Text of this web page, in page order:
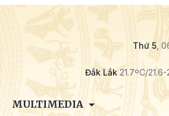
Thứ 5,
Đắk Lắk21.7ºC/
MULTIMEDIA